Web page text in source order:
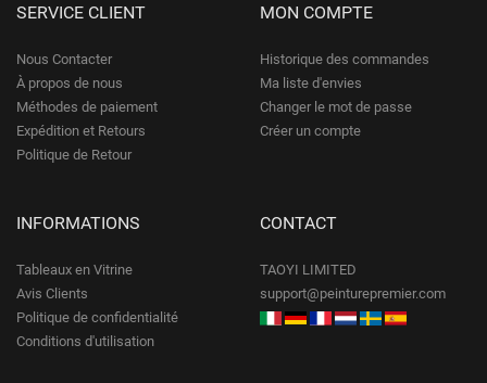
SERVICE CLIENT
Nous Contacter
À propos de nous
Méthodes de paiement
Expédition et Retours
Politique de Retour
MON COMPTE
Historique des commandes
Ma liste d'envies
Changer le mot de passe
Créer un compte
INFORMATIONS
Tableaux en Vitrine
Avis Clients
Politique de confidentialité
Conditions d'utilisation
CONTACT
TAOYI LIMITED
support@peinturepremier.com